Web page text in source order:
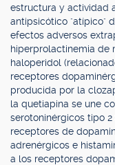
estructura y actividad
antipsicótico "atípico"
efectos adversos
hiperprolactinemia de
haloperidol
receptores
producida por la
la quetiapina se une
serotoninérgicos tipo
receptores de
adrenérgicos e
a los receptores